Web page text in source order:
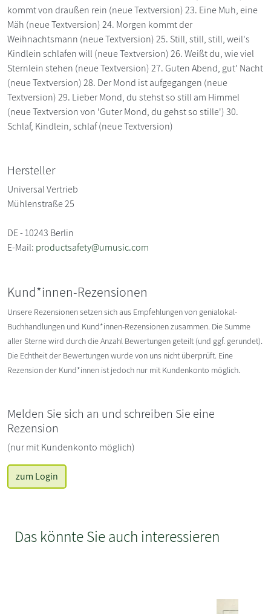
kommt von draußen rein (neue Textversion) 23. Eine Muh, eine
Mäh (neue Textversion) 24. Morgen kommt der
Weihnachtsmann (neue Textversion) 25. Still, still, still, weil's
Kindlein schlafen will (neue Textversion) 26. Weißt du, wie viel
Sternlein stehen (neue Textversion) 27. Guten Abend, gut' Nacht
(neue Textversion) 28. Der Mond ist aufgegangen (neue
Textversion) 29. Lieber Mond, du stehst so still am Himmel
(neue Textversion von 'Guter Mond, du gehst so stille') 30.
Schlaf, Kindlein, schlaf (neue Textversion)
Hersteller
Universal Vertrieb
Mühlenstraße 25
DE - 10243 Berlin
E-Mail: productsafety@umusic.com
Kund*innen-Rezensionen
Unsere Rezensionen setzen sich aus Empfehlungen von genialokal-
Buchhandlungen und Kund*innen-Rezensionen zusammen. Die Summe
aller Sterne wird durch die Anzahl Bewertungen geteilt (und ggf. gerundet).
Die Echtheit der Bewertungen wurde von uns nicht überprüft. Eine
Rezension der Kund*innen ist jedoch nur mit Kundenkonto möglich.
Melden Sie sich an und schreiben Sie eine
Rezension
(nur mit Kundenkonto möglich)
zum Login
Das könnte Sie auch interessieren